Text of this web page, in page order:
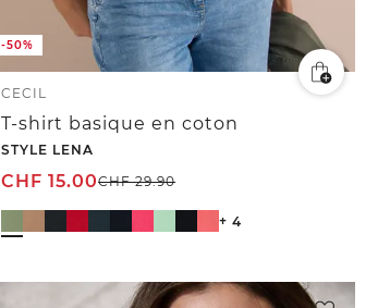
-50%
CECIL
T-shirt basique en coton
STYLE LENA
CHF 15.00CHF29.90
+ 4